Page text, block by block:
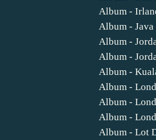
Album -
Album - Java
Album -
Album -
Album -
Album -
Album -
Album -
Album - Lot